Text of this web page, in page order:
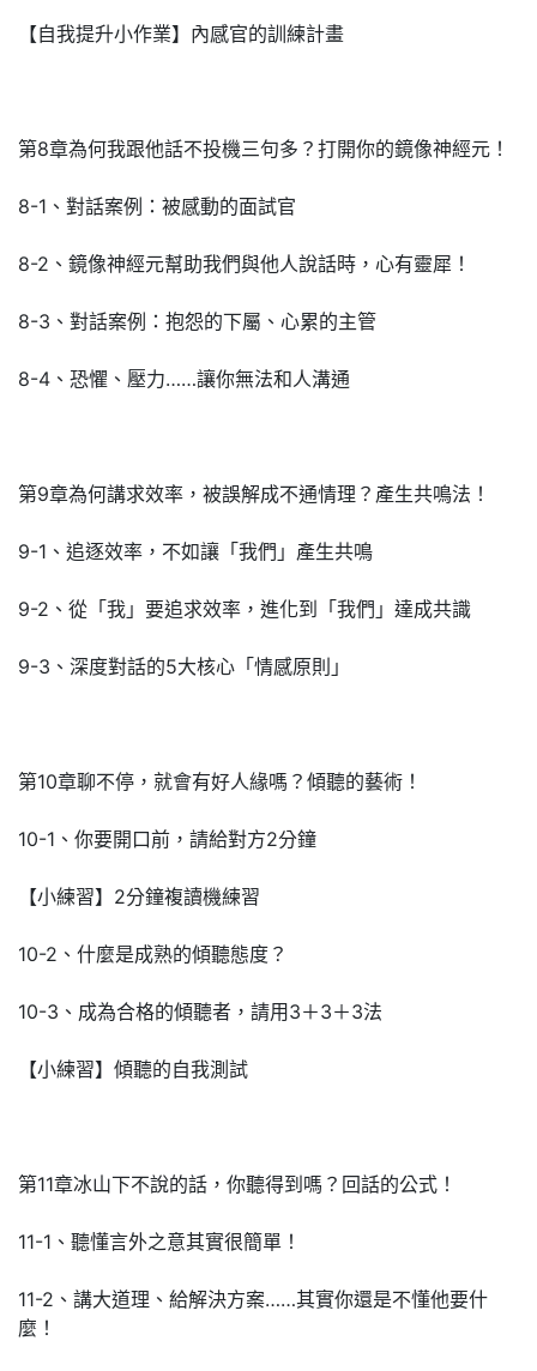
【自我提升小作業】內感官的訓練計畫
第8章為何我跟他話不投機三句多？打開你的鏡像神經元！
8-1、對話案例：被感動的面試官
8-2、鏡像神經元幫助我們與他人說話時，心有靈犀！
8-3、對話案例：抱怨的下屬、心累的主管
8-4、恐懼、壓力……讓你無法和人溝通
第9章為何講求效率，被誤解成不通情理？產生共鳴法！
9-1、追逐效率，不如讓「我們」產生共鳴
9-2、從「我」要追求效率，進化到「我們」達成共識
9-3、深度對話的5大核心「情感原則」
第10章聊不停，就會有好人緣嗎？傾聽的藝術！
10-1、你要開口前，請給對方2分鐘
【小練習】2分鐘複讀機練習
10-2、什麼是成熟的傾聽態度？
10-3、成為合格的傾聽者，請用3＋3＋3法
【小練習】傾聽的自我測試
第11章冰山下不說的話，你聽得到嗎？回話的公式！
11-1、聽懂言外之意其實很簡單！
11-2、講大道理、給解決方案……其實你還是不懂他要什
麼！